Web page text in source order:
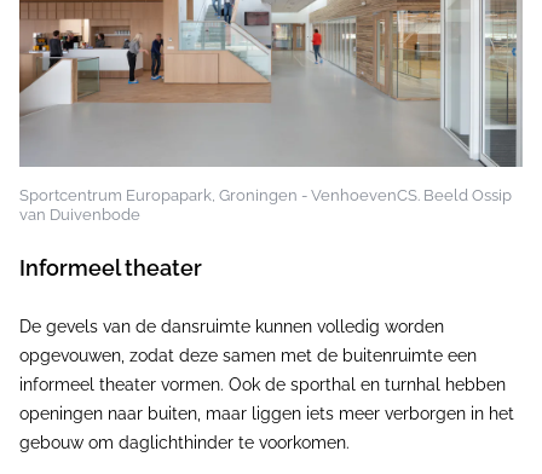
Sportcentrum Europapark, Groningen - VenhoevenCS. Beeld Ossip
van Duivenbode
Informeel theater
De gevels van de dansruimte kunnen volledig worden
opgevouwen, zodat deze samen met de buitenruimte een
informeel theater vormen. Ook de sporthal en turnhal hebben
openingen naar buiten, maar liggen iets meer verborgen in het
gebouw om daglichthinder te voorkomen.